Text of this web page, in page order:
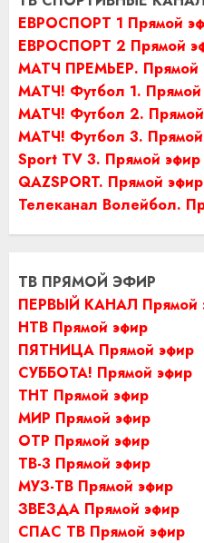
ЕВРОСПОРТ 1 Прямой
ЕВРОСПОРТ 2 Прямой
МАТЧ ПРЕМЬЕР. Прямой
МАТЧ! Футбол 1. Прямой
МАТЧ! Футбол 2.
МАТЧ! Футбол 3.
Sport TV 3. Прямой эфир
QAZSPORT. Прямой эфир
Телеканал Волейбол.
ТВ ПРЯМОЙ ЭФИР
ПЕРВЫЙ КАНАЛ Прямой
НТВ Прямой эфир
ПЯТНИЦА Прямой эфир
СУББОТА! Прямой эфир
ТНТ Прямой эфир
МИР Прямой эфир
ОТР Прямой эфир
ТВ-3 Прямой эфир
МУЗ-ТВ Прямой эфир
ЗВЕЗДА Прямой эфир
СПАС ТВ Прямой эфир